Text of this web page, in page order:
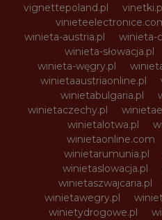
vignettepoland.pl
winieta-austria.pl
winieta-
winieta-słowacja.pl
winieta-węgry.pl
winietaaustriaonline.pl
winietabulgaria.pl
winietaczechy.pl
winietalotwa.pl
winietaonline.com
winietarumunia.pl
winietaslowacja.pl
winietaszwajcaria.pl
winietawegry.pl
winietydrogowe.pl